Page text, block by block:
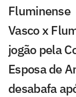
Fluminense
Vasco x
jogão pela
Esposa de
desabafa